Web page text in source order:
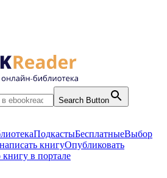
Search Button
ПодкастыБесплатныеВыбор
книгуОпубликовать
в портале